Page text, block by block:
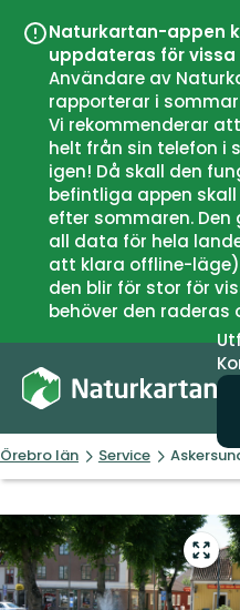
Naturkartan-appen
uppdateras för
Användare av
rapporterar i
Vi rekommenderar
helt från sin telefon i
igen! Då skall den
befintliga appen
efter sommaren.
all data för hela
att klara offline-
den blir för stor för
behöver den raderas
Örebro län Service
Gå
till